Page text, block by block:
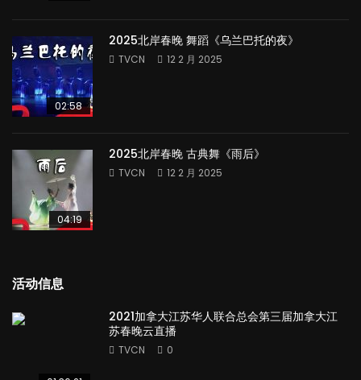
02:58
2025北岸春晚 舞蹈《乌兰巴托的夜》
TVCN 12 2 月 2025
04:19
2025北岸春晚 古典舞《雨后》
TVCN 12 2 月 2025
活动信息
2021加拿大江苏华人联合总会第三届加拿大江
苏春晚云直播
TVCN 0